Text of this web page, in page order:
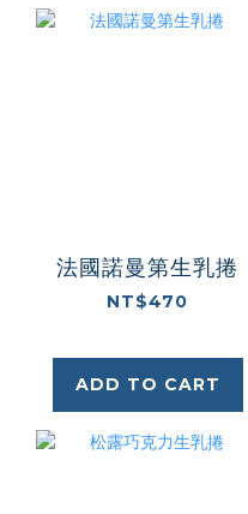
法國諾曼第生乳捲
NT$470
ADD TO CART